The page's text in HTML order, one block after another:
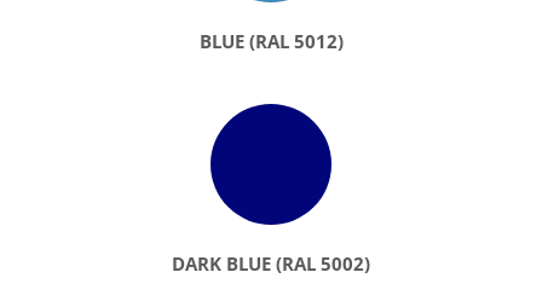
BLUE (RAL 5012)
DARK BLUE (RAL 5002)